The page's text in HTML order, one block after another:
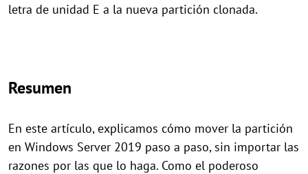
letra de unidad E a la nueva partición clonada.
Resumen
En este artículo, explicamos cómo mover la partición
en Windows Server 2019 paso a paso, sin importar las
razones por las que lo haga. Como el poderoso